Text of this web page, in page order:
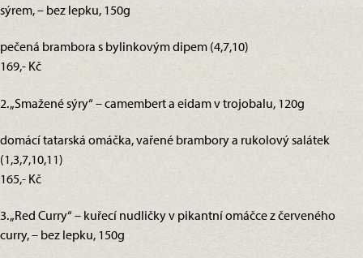
sýrem, – bez lepku, 150g
pečená brambora s bylinkovým dipem (4,7,10)
169,- Kč
2. „Smažené sýry“ – camembert a eidam v trojobalu, 120g
domácí tatarská omáčka, vařené brambory a rukolový salátek
(1,3,7,10,11)
165,- Kč
3. „Red Curry“ – kuřecí nudličky v pikantní omáčce z červeného
curry, – bez lepku, 150g